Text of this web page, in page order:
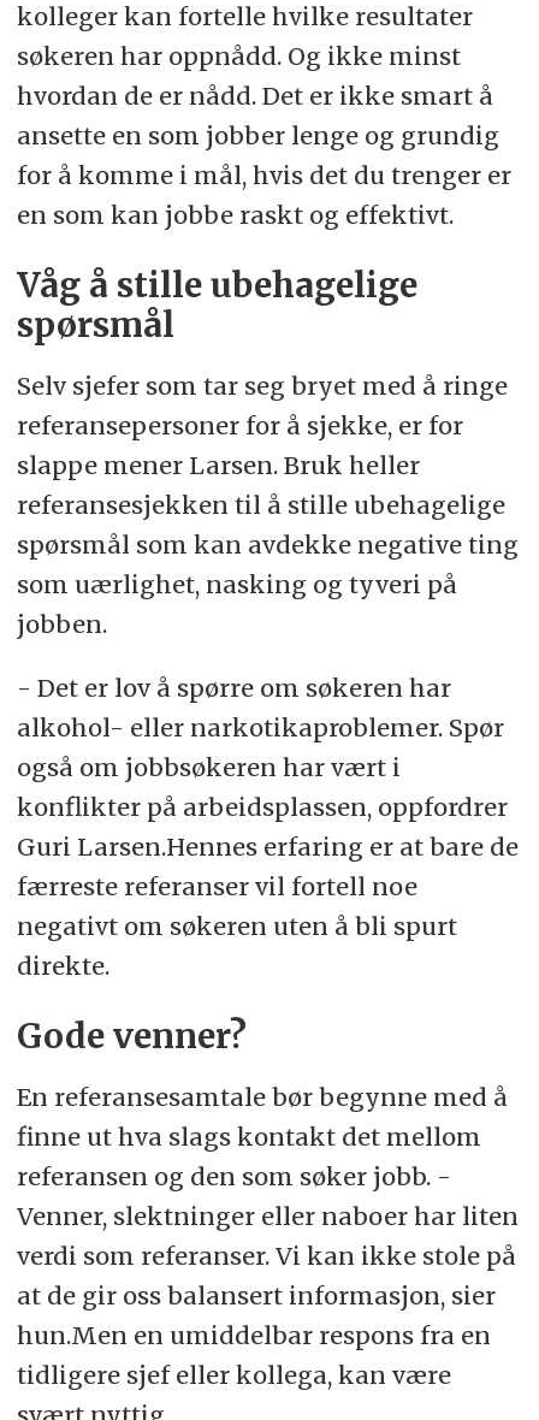
kolleger kan fortelle hvilke resultater
søkeren har oppnådd. Og ikke minst
hvordan de er nådd. Det er ikke smart å
ansette en som jobber lenge og grundig
for å komme i mål, hvis det du trenger er
en som kan jobbe raskt og effektivt.
Våg å stille ubehagelige
spørsmål
Selv sjefer som tar seg bryet med å ringe
referansepersoner for å sjekke, er for
slappe mener Larsen. Bruk heller
referansesjekken til å stille ubehagelige
spørsmål som kan avdekke negative ting
som uærlighet, nasking og tyveri på
jobben.
- Det er lov å spørre om søkeren har
alkohol- eller narkotikaproblemer. Spør
også om jobbsøkeren har vært i
konflikter på arbeidsplassen, oppfordrer
Guri Larsen.Hennes erfaring er at bare de
færreste referanser vil fortell noe
negativt om søkeren uten å bli spurt
direkte.
Gode venner?
En referansesamtale bør begynne med å
finne ut hva slags kontakt det mellom
referansen og den som søker jobb. -
Venner, slektninger eller naboer har liten
verdi som referanser. Vi kan ikke stole på
at de gir oss balansert informasjon, sier
hun.Men en umiddelbar respons fra en
tidligere sjef eller kollega, kan være